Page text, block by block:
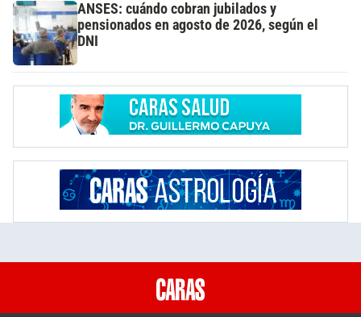
ANSES: cuándo cobran jubilados y
pensionados en agosto de 2026, según el
DNI